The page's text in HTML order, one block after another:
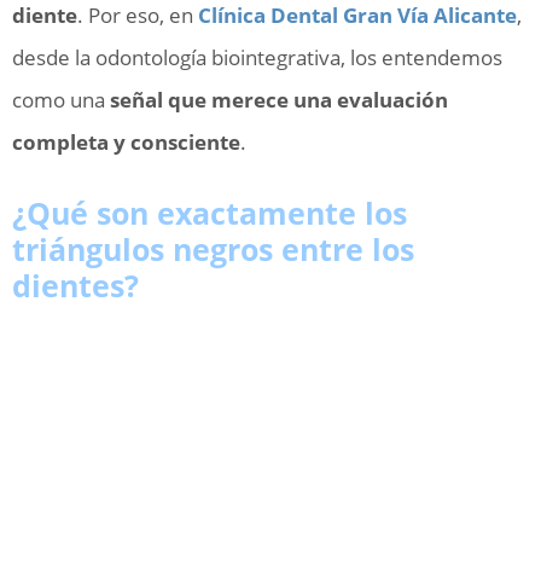
diente. Por eso, en Clínica Dental Gran Vía Alicante,
desde la odontología biointegrativa, los entendemos
como una señal que merece una evaluación
completa y consciente.
¿Qué son exactamente los
triángulos negros entre los
dientes?